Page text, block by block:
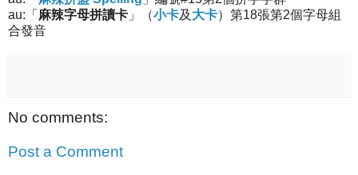
au:「 麻辣字母拼讀卡 」（小卡及 大卡）第18張第2個字母組
合發音
No comments:
Post a Comment